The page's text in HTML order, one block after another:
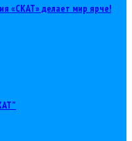
«СКАТ» делает мир ярче!